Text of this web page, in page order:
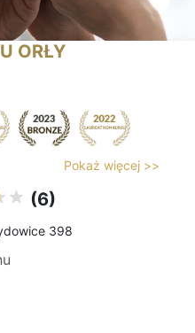
ORŁY
Pokaż więcej >>
(6)
398